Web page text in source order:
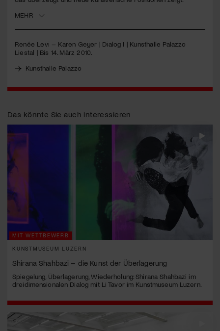
MEHR
Renée Levi – Karen Geyer | Dialog I | Kunsthalle Palazzo
Liestal | Bis 14. März 2010.
Kunsthalle Palazzo
Das könnte Sie auch interessieren
MIT WETTBEWERB
KUNSTMUSEUM LUZERN
Shirana Shahbazi – die Kunst der Überlagerung
Spiegelung, Überlagerung, Wiederholung: Shirana Shahbazi im
dreidimensionalen Dialog mit Li Tavor im Kunstmuseum Luzern.